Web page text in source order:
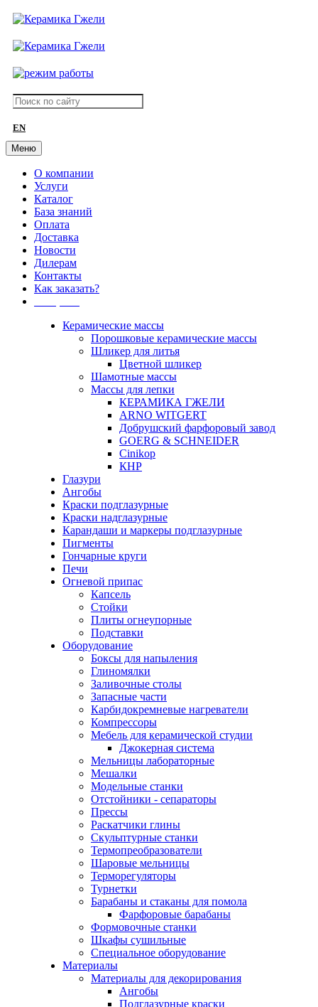
EN
Меню
О компании
Услуги
Каталог
База знаний
Оплата
Доставка
Новости
Дилерам
Контакты
Как заказать?
Керамические массы
Порошковые керамические массы
Шликер для литья
Цветной шликер
Шамотные массы
Массы для лепки
КЕРАМИКА ГЖЕЛИ
ARNO WITGERT
Добрушский фарфоровый завод
GOERG & SCHNEIDER
Cinikop
КНР
Глазури
Ангобы
Краски подглазурные
Краски надглазурные
Карандаши и маркеры подглазурные
Пигменты
Гончарные круги
Печи
Огневой припас
Капсель
Стойки
Плиты огнеупорные
Подставки
Оборудование
Боксы для напыления
Глиномялки
Заливочные столы
Запасные части
Карбидокремневые нагреватели
Компрессоры
Мебель для керамической студии
Джокерная система
Мельницы лабораторные
Мешалки
Модельные станки
Отстойники - сепараторы
Прессы
Раскатчики глины
Скульптурные станки
Термопреобразователи
Шаровые мельницы
Терморегуляторы
Турнетки
Барабаны и стаканы для помола
Фарфоровые барабаны
Формовочные станки
Шкафы сушильные
Специальное оборудование
Материалы
Материалы для декорирования
Ангобы
Подглазурные краски